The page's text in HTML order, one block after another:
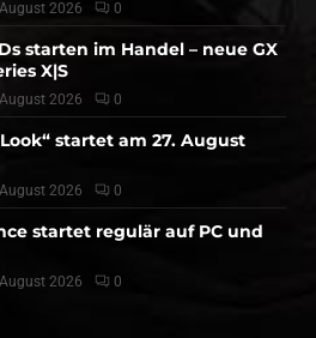
2026 0
starten im Handel – neue GX
X|S
2026 0
startet am 27. August
2026 0
startet regulär auf PC und
2026 0